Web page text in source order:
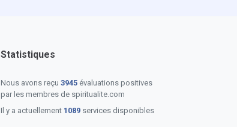
Statistiques
Nous avons reçu 3945évaluations positives
par les membres de spiritualite.com
Il y a actuellement 1089services disponibles